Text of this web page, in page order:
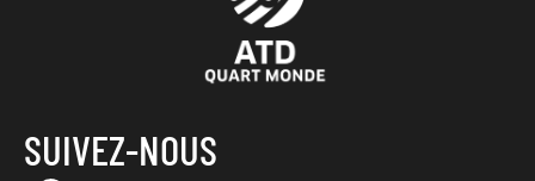
SUIVEZ-NOUS